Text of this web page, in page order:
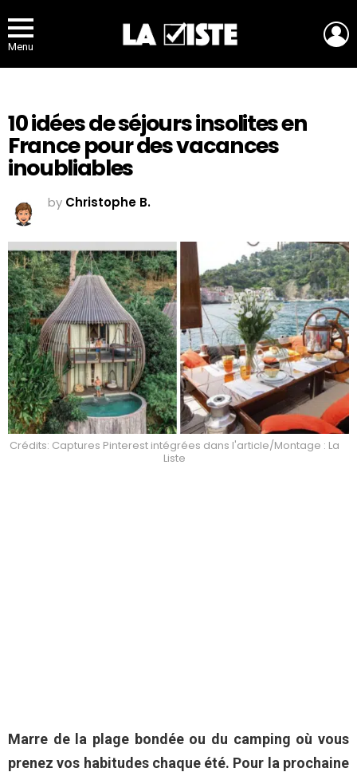
Menu
10 idées de séjours insolites en
France pour des vacances
inoubliables
by Christophe B.
Crédits: Captures Pinterest intégrées dans l'article/Montage : La
Liste
Marre de la plage bondée ou du camping où vous
prenez vos habitudes chaque été. Pour la prochaine